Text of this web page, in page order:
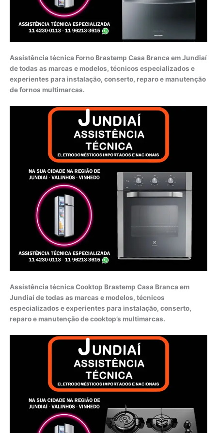
Assistência técnica Forno Brastemp Casa Branca em Jundiaí
de todas as marcas e modelos, técnicos especializados e
experientes para instalação, conserto, reparo e manutenção
de fornos multimarcas.
Assistência técnica Cooktop Brastemp Casa Branca em
Jundiaí de todas as marcas e modelos, técnicos
especializados e experientes para instalação, conserto,
reparo e manutenção de cooktop’s multimarcas.